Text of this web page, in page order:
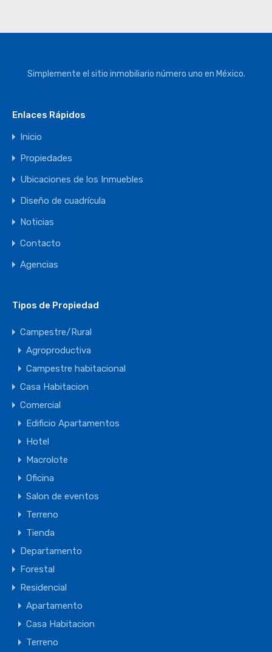
Simplemente el sitio inmobiliario número uno en México.
Enlaces Rápidos
Inicio
Propiedades
Ubicaciones de los Inmuebles
Diseño de cuadrícula
Noticias
Contacto
Agencias
Tipos de Propiedad
Campestre/Rural
Agroproductiva
Campestre habitacional
Casa Habitacion
Comercial
Edificio Apartamentos
Hotel
Macrolote
Oficina
Salon de eventos
Terreno
Tienda
Departamento
Forestal
Residencial
Apartamento
Casa Habitacion
Terreno